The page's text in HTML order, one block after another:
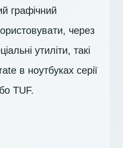
графічний
через
утиліти, такі
в ноутбуках серії
TUF.